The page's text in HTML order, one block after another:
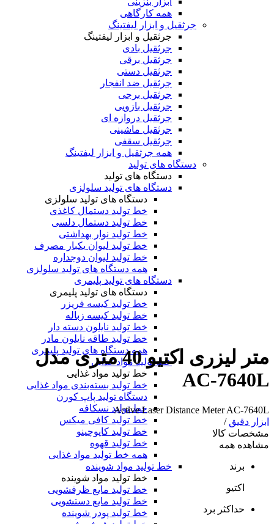
همه کارگاهی
جرثقیل و ابزار لیفتینگ
جرثقیل و ابزار لیفتینگ
جرثقیل بادی
جرثقیل برقی
جرثقیل دستی
جرثقیل ضد انفجار
جرثقیل برجی
جرثقیل بازویی
جرثقیل دروازه ای
جرثقیل ماشینی
جرثقیل سقفی
همه جرثقیل و ابزار لیفتینگ
دستگاه های تولید
دستگاه های تولید
دستگاه های تولید سلولزی
دستگاه های تولید سلولزی
خط تولید دستمال کاغذی
خط تولید دستمال دلسی
خط تولید نوار بهداشتی
خط تولید لیوان یکبار مصرف
خط تولید لیوان دوجداره
همه دستگاه های تولید سلولزی
دستگاه های تولید پلیمری
دستگاه های تولید پلیمری
خط تولید کیسه فریزر
خط تولید کیسه زباله
خط تولید نایلون دسته دار
خط تولید طاقه نایلون مادر
همه دستگاه های تولید پلیمری
خط تولید مواد غذایی
خط تولید مواد غذایی
خط تولید بسته‌بندی مواد غذایی
دستگاه تولید پاپ کورن
خط تولید نسکافه
خط تولید کافی میکس
خط تولید کاپوچینو
خط تولید قهوه
همه خط تولید مواد غذایی
خط تولید مواد شوینده
خط تولید مواد شوینده
خط تولید مایع ظرفشویی
خط تولید مایع دستشویی
خط تولید پودر شوینده
متر لیزری اکتیو 40 متری مدل
AC-7640L
Active Laser Distance Meter AC-7640L
ابزار دقیق /
مشخصات کالا
مشاهده همه
برند
اکتیو
حداکثر برد